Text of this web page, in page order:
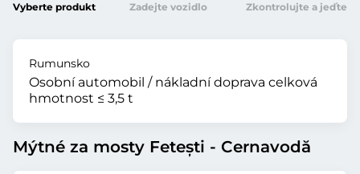
Vyberte produkt Zadejte vozidlo Zkontrolujte a jeďte
Rumunsko
Osobní automobil / nákladní doprava celková
hmotnost ≤ 3,5 t
Mýtné za mosty Fetești - Cernavodă